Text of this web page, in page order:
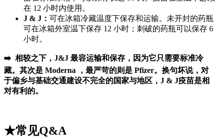
在 12 小时内使用。
J & J： 可在冰箱冷藏温度下保存和运输。未开封的药瓶
可在冰箱外室温下保存 12 小时；刺破的药瓶可以保存 6
小时。
➡️ 相较之下，J&J 最容运输和保存，因为它只需要标准冷
藏。其次是 Moderna ，最严苛的则是 Pfizer。换句坏说，对
于偏乡与基础交通建设不完全的国家与地区，J & J疫苗是相
对有利的。
★常见Q&A